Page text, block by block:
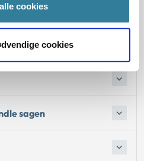
cookies
cookies
sagen